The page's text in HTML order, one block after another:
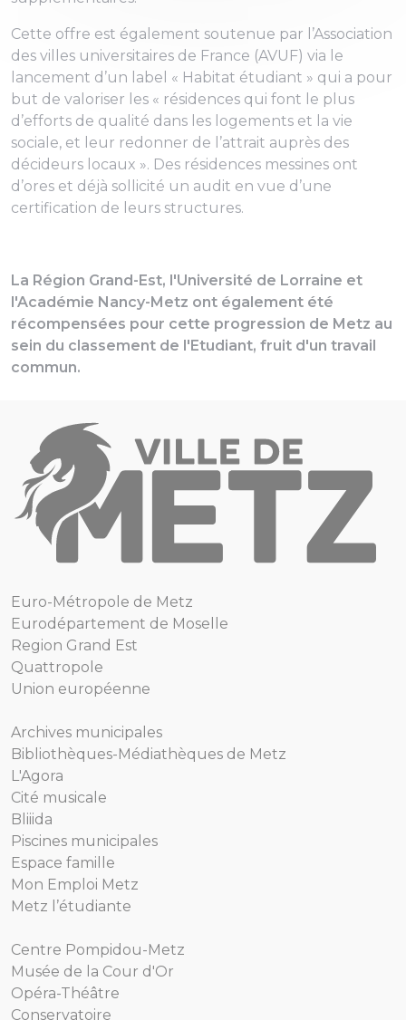
Cette offre est également soutenue par l’Association
des villes universitaires de France (AVUF) via le
lancement d’un label « Habitat étudiant » qui a pour
but de valoriser les « résidences qui font le plus
d’efforts de qualité dans les logements et la vie
sociale, et leur redonner de l’attrait auprès des
décideurs locaux ». Des résidences messines ont
d’ores et déjà sollicité un audit en vue d’une
certification de leurs structures.
La Région Grand-Est, l'Université de Lorraine et
l'Académie Nancy-Metz ont également été
récompensées pour cette progression de Metz au
sein du classement de l'Etudiant, fruit d'un travail
commun.
Euro-Métropole de Metz
Eurodépartement de Moselle
Region Grand Est
Quattropole
Union européenne
Archives municipales
Bibliothèques-Médiathèques de Metz
L'Agora
Cité musicale
Bliiida
Piscines municipales
Espace famille
Mon Emploi Metz
Metz l’étudiante
Centre Pompidou-Metz
Musée de la Cour d'Or
Opéra-Théâtre
Conservatoire